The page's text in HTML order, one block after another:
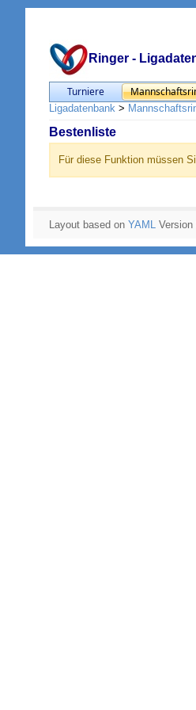
Ringer -
Turniere
Ligadatenbank >
Bestenliste
Für diese Funktion müssen
Layout based on YAML Version